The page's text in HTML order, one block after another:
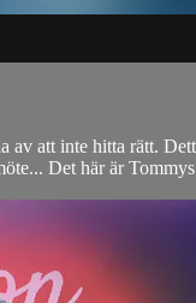
av att inte hitta rätt.
Det här är